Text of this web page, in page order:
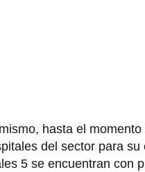
hasta el
del sector para
5 se encuentran con